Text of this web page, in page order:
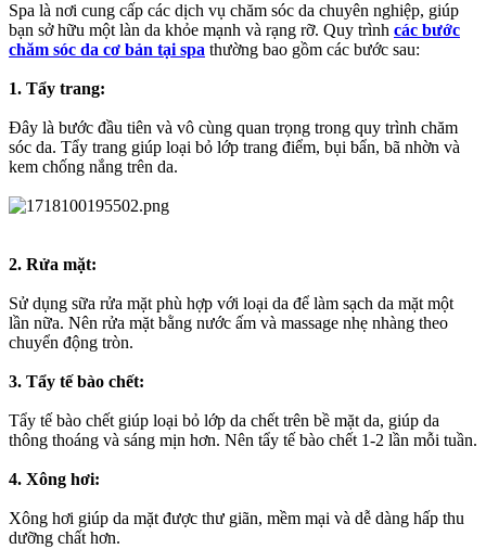
Spa là nơi cung cấp các dịch vụ chăm sóc da chuyên nghiệp, giúp
bạn sở hữu một làn da khỏe mạnh và rạng rỡ. Quy trình các bước
chăm sóc da cơ bản tại spa thường bao gồm các bước sau:
1. Tẩy trang:
Đây là bước đầu tiên và vô cùng quan trọng trong quy trình chăm
sóc da. Tẩy trang giúp loại bỏ lớp trang điểm, bụi bẩn, bã nhờn và
kem chống nắng trên da.
2. Rửa mặt:
Sử dụng sữa rửa mặt phù hợp với loại da để làm sạch da mặt một
lần nữa. Nên rửa mặt bằng nước ấm và massage nhẹ nhàng theo
chuyển động tròn.
3. Tẩy tế bào chết:
Tẩy tế bào chết giúp loại bỏ lớp da chết trên bề mặt da, giúp da
thông thoáng và sáng mịn hơn. Nên tẩy tế bào chết 1-2 lần mỗi tuần.
4. Xông hơi:
Xông hơi giúp da mặt được thư giãn, mềm mại và dễ dàng hấp thu
dưỡng chất hơn.